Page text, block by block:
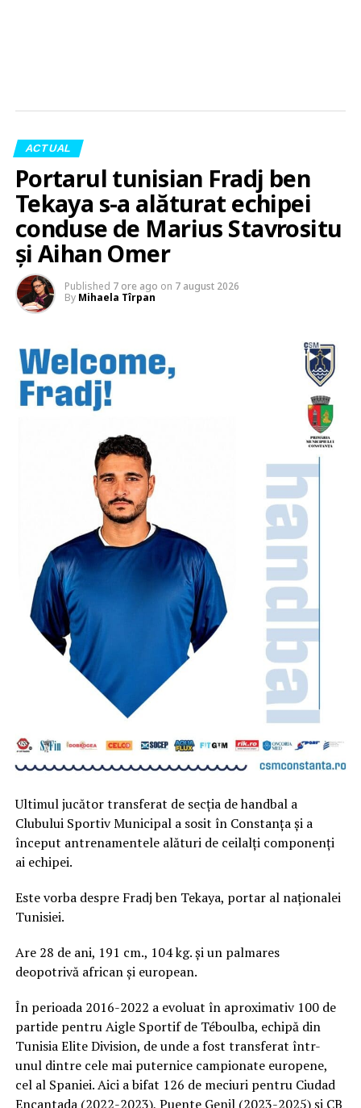
ACTUAL
Portarul tunisian Fradj ben
Tekaya s-a alăturat echipei
conduse de Marius Stavrositu
și Aihan Omer
Published 7 ore ago on 7 august 2026
By Mihaela Tîrpan
Ultimul jucător transferat de secția de handbal a
Clubului Sportiv Municipal a sosit în Constanța și a
început antrenamentele alături de ceilalți componenți
ai echipei.
Este vorba despre Fradj ben Tekaya, portar al naționalei
Tunisiei.
Are 28 de ani, 191 cm., 104 kg. și un palmares
deopotrivă african și european.
În perioada 2016-2022 a evoluat în aproximativ 100 de
partide pentru Aigle Sportif de Téboulba, echipă din
Tunisia Elite Division, de unde a fost transferat într-
unul dintre cele mai puternice campionate europene,
cel al Spaniei. Aici a bifat 126 de meciuri pentru Ciudad
Encantada (2022-2023), Puente Genil (2023-2025) și CB